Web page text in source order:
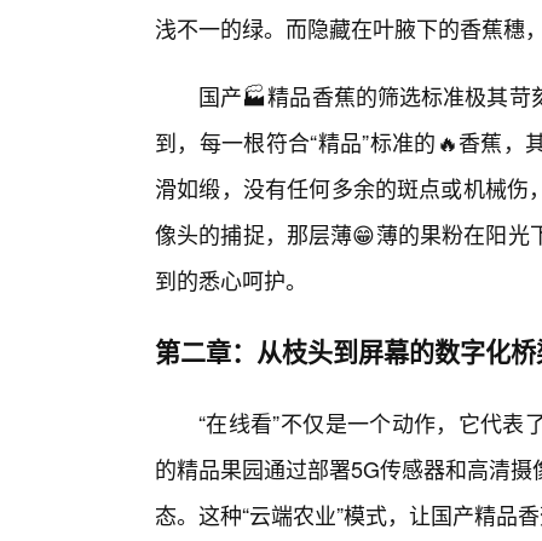
浅不一的绿。而隐藏在叶腋下的香蕉穗
国产🏭精品香蕉的筛选标准极其
到，每一根符合“精品”标准的🔥香蕉
滑如缎，没有任何多余的斑点或机械
像头的捕捉，那层薄😁薄的果粉在阳
到的悉心呵护。
第二章：从枝头到屏幕的数字化
“在线看”不仅是一个动作，它代
的精品果园通过部署5G传感器和高清
态。这种“云端农业”模式，让国产精品